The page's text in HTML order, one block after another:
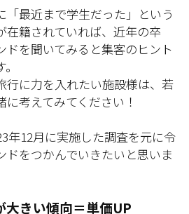
「最近まで学生だった」という
在籍されていれば、近年の卒
ドを聞いてみると集客のヒント
行に力を入れたい施設様は、若
考えてみてください！
年12月に実施した調査を元に令
ドをつかんでいきたいと思いま
きい傾向＝単価UP